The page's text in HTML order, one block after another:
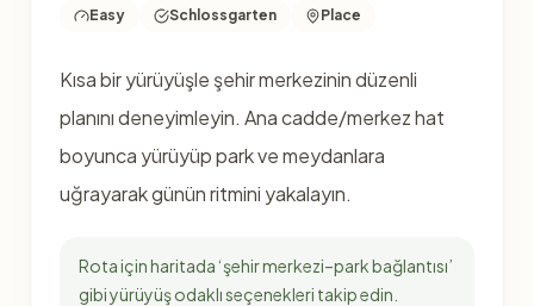
Easy
Schlossgarten Place
Kısa bir yürüyüşle şehir merkezinin düzenli
planını deneyimleyin. Ana cadde/merkez hat
boyunca yürüyüp park ve meydanlara
uğrayarak günün ritmini yakalayın.
Rota için haritada ‘şehir merkezi–park bağlantısı’
gibi yürüyüş odaklı seçenekleri takip edin.